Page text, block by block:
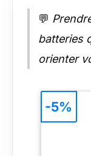
💬
batteries
orienter
-5%